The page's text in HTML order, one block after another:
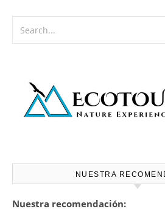
NUESTRA
Nuestra recomendación: